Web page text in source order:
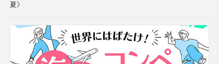
夏》